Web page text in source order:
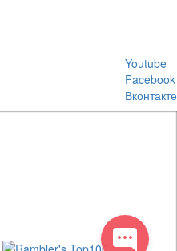
Youtube
Facebook
Вконтакте